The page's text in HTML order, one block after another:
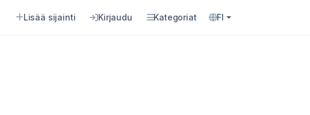
Lisää sijainti Kirjaudu Kategoriat FI